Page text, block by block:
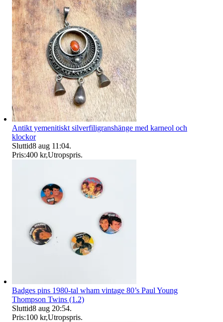
Antikt yemenitiskt silverfiligranshänge med karneol och
klockor
Sluttid8 aug 11:04.
Pris:400 kr,Utropspris.
Badges pins 1980-tal wham vintage 80’s Paul Young
Thompson Twins (1.2)
Sluttid8 aug 20:54.
Pris:100 kr,Utropspris.